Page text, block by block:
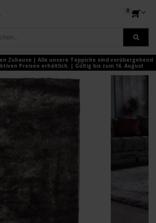
0
Zuhause | Alle unsere Teppiche sind vorübergehend
Preisen erhältlich. | Gültig bis zum 16. August